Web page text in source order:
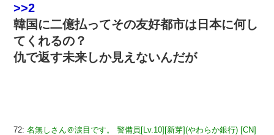
>>2
韓国に二億払ってその友好都市は日本に何し
てくれるの？
仇で返す未来しか見えないんだが
72: 名無しさん＠涙目です。 警備員[Lv.10][新芽](やわらか銀行) [CN]